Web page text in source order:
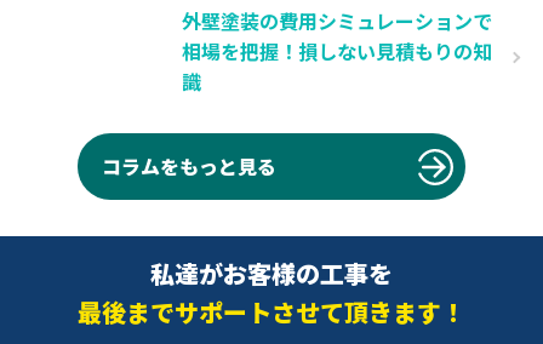
外壁塗装の費用シミュレーションで
相場を把握！損しない見積もりの知
識
コラムをもっと見る
私達がお客様の工事を
最後までサポートさせて頂きます！